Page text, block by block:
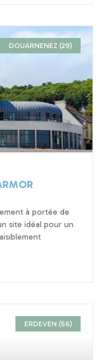
DOUARNENEZ (29)
à portée de
site idéal pour un
ERDEVEN (56)